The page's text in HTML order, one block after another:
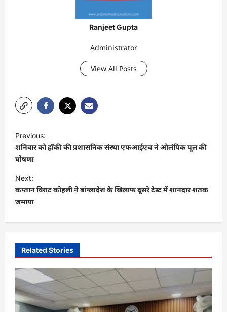
Ranjeet Gupta
Administrator
View All Posts
P
o
s
t
n
a
v
g
a
t
i
Previous:
शनिवार को हॉकी की प्रशासनिक संस्था एफआईएच ने ओलंपिक पूल की
घोषणा
Next:
कप्तान विराट कोहली ने बांग्लादेश के खिलाफ दूसरे टेस्ट में शानदार शतक
जमाया
Related Stories